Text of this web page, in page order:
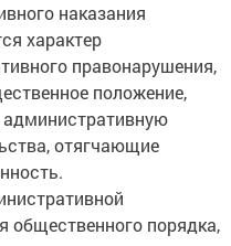
характер
правонарушения,
положение,
отягчающие
общественного порядка,
учитывая все